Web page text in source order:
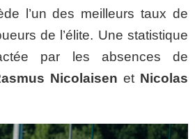
l’un des meilleurs taux de
de l’élite. Une statistique
par les absences de
Nicolaisen et Nicolas